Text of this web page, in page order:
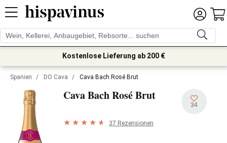
Kostenlose Lieferung ab 200 €
Spanien / DO Cava / Cava Bach Rosé Brut
Cava Bach Rosé Brut
34
37 Rezensionen